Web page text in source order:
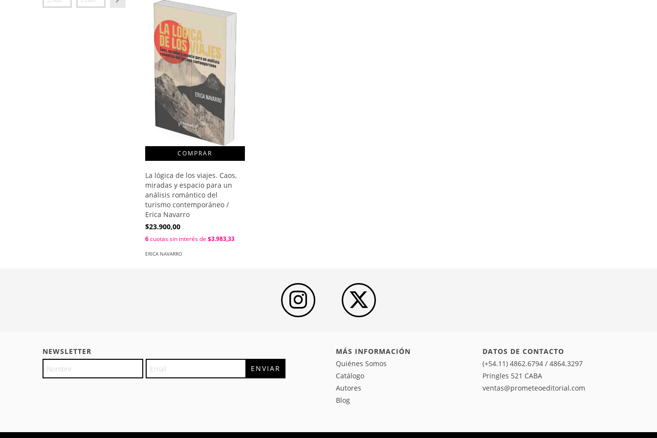
La lógica de los viajes. Caos,
miradas y espacio para un
análisis romántico del
turismo contemporáneo /
Erica Navarro
$23.900,00
6cuotas sin interés de $3.983,33
ERICA NAVARRO
NEWSLETTER
MÁS INFORMACIÓN
Quiénes Somos
Catálogo
Autores
Blog
DATOS DE CONTACTO
(+54.11) 4862.6794 / 4864.3297
Pringles 521 CABA
ventas@prometeoeditorial.com